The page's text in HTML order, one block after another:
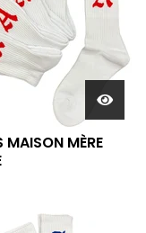
MAISON MÈRE